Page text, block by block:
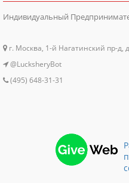
Индивидуальный
г. Москва, 1-й Нагатинский пр-д,
@LucksheryBot
(495) 648-31-31